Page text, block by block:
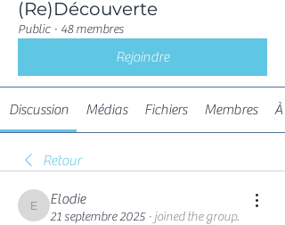
(Re)Découverte
Public · 48 membres
Rejoindre
Discussion Médias Fichiers Membres À
Retour
Elodie
Elodie
21 septembre 2025· joined the group.